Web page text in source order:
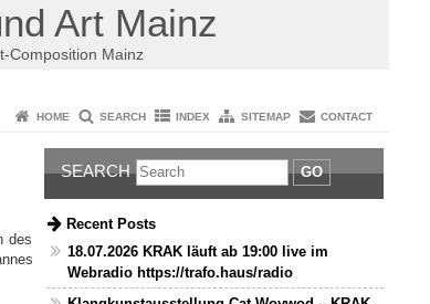
Art Mainz
Composition Mainz
HOME SEARCH INDEX SITEMAP CONTACT
des
SEARCH GO
Recent Posts
18.07.2026 KRAK läuft ab 19:00 live im
Webradio https://trafo.haus/radio